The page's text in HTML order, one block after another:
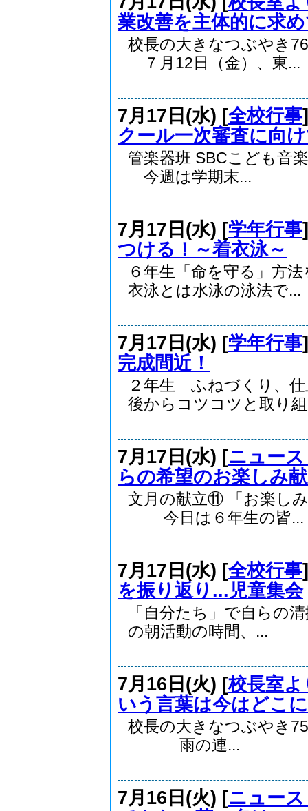
業改善を主体的に求
校長の大きなつぶやき
７月12日（金）、東...
7月17日(水) [全校行事
クール一次審査に向
管楽器班 SBCこども
今週は学期末...
7月17日(水) [学年行事
つける！～着衣泳～
６年生「命を守る」
衣泳とは水泳の泳法で...
7月17日(水) [学年行事
完成間近！
２年生 ふねづくり、
後からコツコツと取り
7月17日(水) [ニュー
らの希望のお楽しみ
文月の献立⑪ 「お楽し
今日は６年生の皆...
7月17日(水) [全校行事
を振り返り...児童集会
「自分たち」で自ら
の朝活動の時間、...
7月16日(火) [校長室よ
いう言葉は今はどこ
校長の大きなつぶやき
雨の連...
7月16日(火) [ニュー